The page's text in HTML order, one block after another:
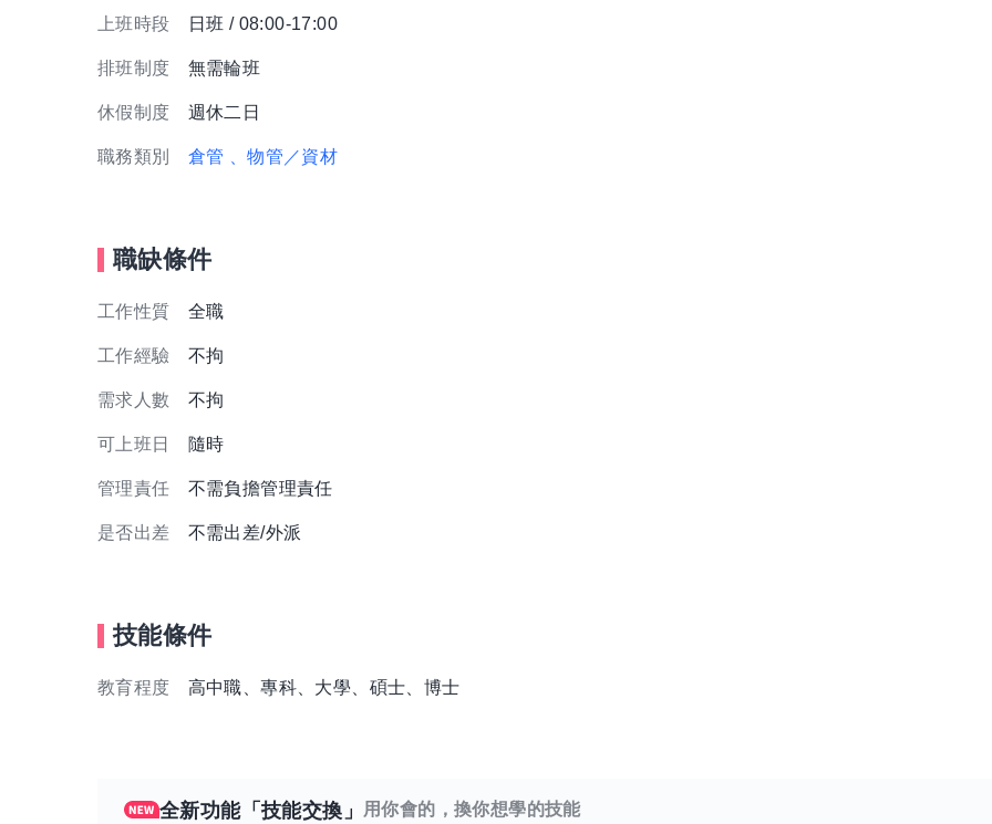
上班時段 日班 / 08:00-17:00
排班制度 無需輪班
休假制度 週休二日
職務類別 倉管 、物管／資材
職缺條件
工作性質 全職
工作經驗 不拘
需求人數 不拘
可上班日 隨時
管理責任 不需負擔管理責任
是否出差 不需出差/外派
技能條件
教育程度 高中職、專科、大學、碩士、博士
全新功能「技能交換」 用你會的，換你想學的技能